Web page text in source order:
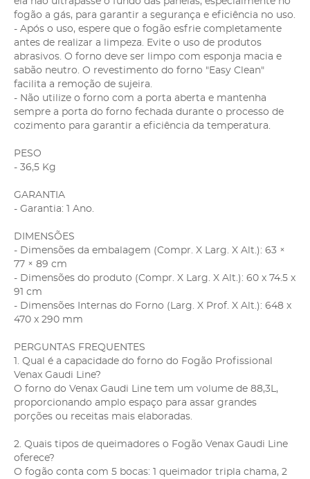
fogão a gás, para garantir a segurança e eficiência no uso.
- Após o uso, espere que o fogão esfrie completamente
antes de realizar a limpeza. Evite o uso de produtos
abrasivos. O forno deve ser limpo com esponja macia e
sabão neutro. O revestimento do forno "Easy Clean"
facilita a remoção de sujeira.
- Não utilize o forno com a porta aberta e mantenha
sempre a porta do forno fechada durante o processo de
cozimento para garantir a eficiência da temperatura.
PESO
- 36,5 Kg
GARANTIA
- Garantia: 1 Ano.
DIMENSÕES
- Dimensões da embalagem (Compr. X Larg. X Alt.): 63 ×
77 × 89 cm
- Dimensões do produto (Compr. X Larg. X Alt.): 60 x 74.5 x
91 cm
- Dimensões Internas do Forno (Larg. X Prof. X Alt.): 648 x
470 x 290 mm
PERGUNTAS FREQUENTES
1. Qual é a capacidade do forno do Fogão Profissional
Venax Gaudi Line?
O forno do Venax Gaudi Line tem um volume de 88,3L,
proporcionando amplo espaço para assar grandes
porções ou receitas mais elaboradas.
2. Quais tipos de queimadores o Fogão Venax Gaudi Line
oferece?
O fogão conta com 5 bocas: 1 queimador tripla chama, 2